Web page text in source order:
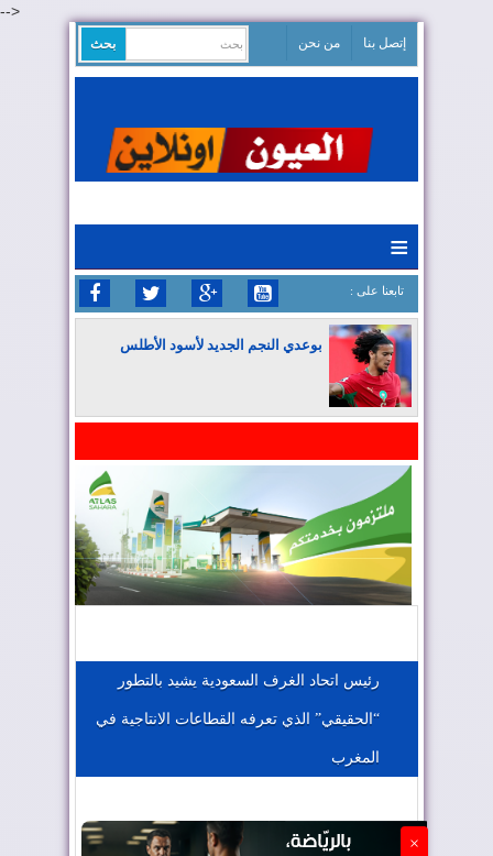
-->
إتصل بنا من نحن
≡
: تابعنا على
بوعدي النجم الجديد لأسود الأطلس
المغرب يعزز موقعه في صناعة الطيران
رئيس اتحاد الغرف السعودية يشيد بالتطور
“الحقيقي” الذي تعرفه القطاعات الانتاجية في
المغرب
×